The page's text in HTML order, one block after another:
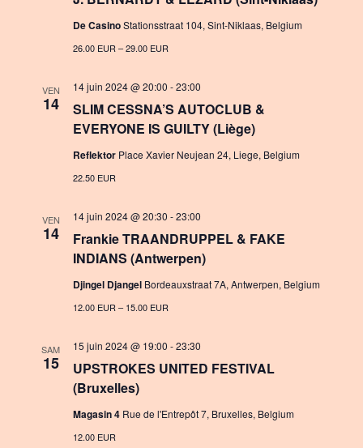
De CasinoStationsstraat 104, Sint-Niklaas, Belgium
26.00 EUR – 29.00 EUR
VEN
14
SLIM CESSNA’S AUTOCLUB &
EVERYONE IS GUILTY (Liège)
14 juin 2024 @ 20:00 -23:00
Reflektor Place Xavier Neujean 24, Liege, Belgium
22.50 EUR
VEN
14
Frankie TRAANDRUPPEL & FAKE
INDIANS (Antwerpen)
14 juin 2024 @ 20:30 -23:00
Djingel Djangel Bordeauxstraat 7A, Antwerpen, Belgium
12.00 EUR – 15.00 EUR
SAM
15
UPSTROKES UNITED FESTIVAL
(Bruxelles)
15 juin 2024 @ 19:00 -23:30
Magasin 4 Rue de l'Entrepôt 7, Bruxelles, Belgium
12.00 EUR